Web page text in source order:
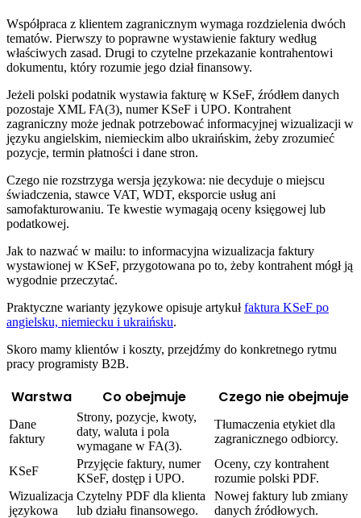
Współpraca z klientem zagranicznym wymaga rozdzielenia dwóch
tematów. Pierwszy to poprawne wystawienie faktury według
właściwych zasad. Drugi to czytelne przekazanie kontrahentowi
dokumentu, który rozumie jego dział finansowy.
Jeżeli polski podatnik wystawia fakturę w KSeF, źródłem danych
pozostaje XML FA(3), numer KSeF i UPO. Kontrahent
zagraniczny może jednak potrzebować informacyjnej wizualizacji w
języku angielskim, niemieckim albo ukraińskim, żeby zrozumieć
pozycje, termin płatności i dane stron.
Czego nie rozstrzyga wersja językowa: nie decyduje o miejscu
świadczenia, stawce VAT, WDT, eksporcie usług ani
samofakturowaniu. Te kwestie wymagają oceny księgowej lub
podatkowej.
Jak to nazwać w mailu: to informacyjna wizualizacja faktury
wystawionej w KSeF, przygotowana po to, żeby kontrahent mógł ją
wygodnie przeczytać.
Praktyczne warianty językowe opisuje artykułfaktura KSeF po
angielsku, niemiecku i ukraińsku.
Skoro mamy klientów i koszty, przejdźmy do konkretnego rytmu
pracy programisty B2B.
Warstwa Co obejmuje Czego nie obejmuje
Dane
faktury
Strony, pozycje, kwoty,
daty, waluta i pola
wymagane w FA(3).
Tłumaczenia etykiet dla
zagranicznego odbiorcy.
KSeF
Przyjęcie faktury, numer
KSeF, dostęp i UPO.
Oceny, czy kontrahent
rozumie polski PDF.
Wizualizacja
językowa
Czytelny PDF dla klienta
lub działu finansowego.
Nowej faktury lub zmiany
danych źródłowych.